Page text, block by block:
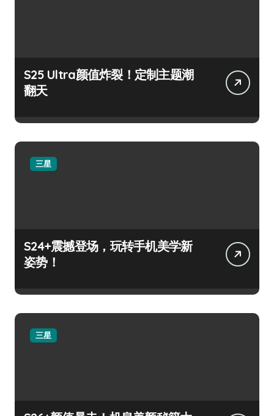
S25 Ultra颜值炸裂！定制主题潮
翻天
三星
S24+震撼登场，玩转手机美学新
姿势！
三星